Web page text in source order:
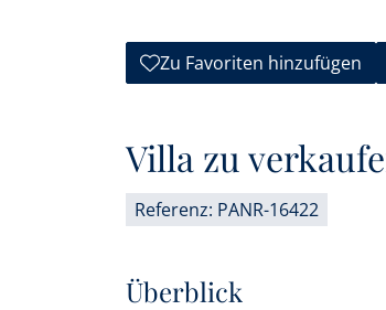
Zu Favoriten hinzufügen
Villa zu
Referenz: PANR-16422
Überblick